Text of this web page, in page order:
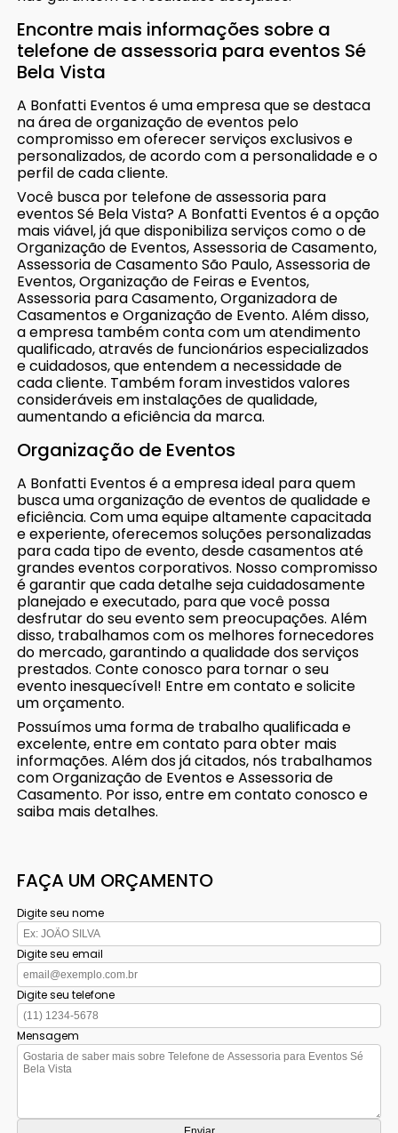
Encontre mais informações sobre a
telefone de assessoria para eventos Sé
Bela Vista
A Bonfatti Eventos é uma empresa que se destaca
na área de organização de eventos pelo
compromisso em oferecer serviços exclusivos e
personalizados, de acordo com a personalidade e o
perfil de cada cliente.
Você busca por telefone de assessoria para
eventos Sé Bela Vista? A Bonfatti Eventos é a opção
mais viável, já que disponibiliza serviços como o de
Organização de Eventos, Assessoria de Casamento,
Assessoria de Casamento São Paulo, Assessoria de
Eventos, Organização de Feiras e Eventos,
Assessoria para Casamento, Organizadora de
Casamentos e Organização de Evento. Além disso,
a empresa também conta com um atendimento
qualificado, através de funcionários especializados
e cuidadosos, que entendem a necessidade de
cada cliente. Também foram investidos valores
consideráveis em instalações de qualidade,
aumentando a eficiência da marca.
Organização de Eventos
A Bonfatti Eventos é a empresa ideal para quem
busca uma organização de eventos de qualidade e
eficiência. Com uma equipe altamente capacitada
e experiente, oferecemos soluções personalizadas
para cada tipo de evento, desde casamentos até
grandes eventos corporativos. Nosso compromisso
é garantir que cada detalhe seja cuidadosamente
planejado e executado, para que você possa
desfrutar do seu evento sem preocupações. Além
disso, trabalhamos com os melhores fornecedores
do mercado, garantindo a qualidade dos serviços
prestados. Conte conosco para tornar o seu
evento inesquecível! Entre em contato e solicite
um orçamento.
Possuímos uma forma de trabalho qualificada e
excelente, entre em contato para obter mais
informações. Além dos já citados, nós trabalhamos
com Organização de Eventos e Assessoria de
Casamento. Por isso, entre em contato conosco e
saiba mais detalhes.
FAÇA UM ORÇAMENTO
Digite seu nome
Digite seu email
Digite seu telefone
Mensagem